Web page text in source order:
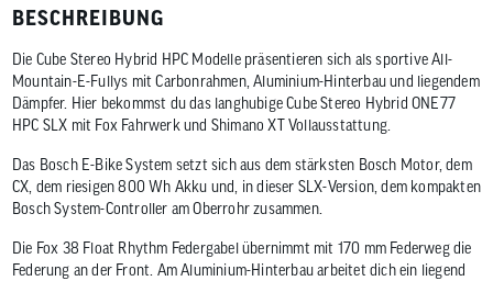
BESCHREIBUNG
Die Cube Stereo Hybrid HPC Modelle präsentieren sich als sportive All-
Mountain-E-Fullys mit Carbonrahmen, Aluminium-Hinterbau und liegendem
Dämpfer. Hier bekommst du das langhubige Cube Stereo Hybrid ONE77
HPC SLX mit Fox Fahrwerk und Shimano XT Vollausstattung.
Das Bosch E-Bike System setzt sich aus dem stärksten Bosch Motor, dem
CX, dem riesigen 800 Wh Akku und, in dieser SLX-Version, dem kompakten
Bosch System-Controller am Oberrohr zusammen.
Die Fox 38 Float Rhythm Federgabel übernimmt mit 170 mm Federweg die
Federung an der Front. Am Aluminium-Hinterbau arbeitet dich ein liegend